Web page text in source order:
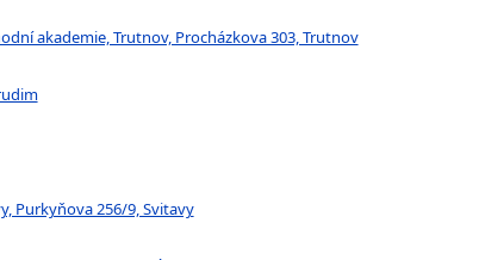
akademie, Trutnov, Procházkova 303, Trutnov
Purkyňova 256/9, Svitavy